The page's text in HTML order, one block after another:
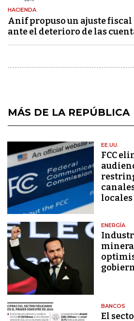
HACIENDA
Anif propuso un ajuste fiscal
ante el deterioro de las
MÁS DE LA REPÚBLICA
EE.UU.
FCC
locales
ENERGÍA
minera
BANCOS
El